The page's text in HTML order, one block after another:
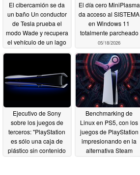
El cibercamión se da
un baño Un conductor
de Tesla prueba el
modo Wade y recupera
el vehículo de un lago
05/22/2026
El día cero MiniPlasma
da acceso al SISTEMA
en Windows 11
totalmente parcheado
05/18/2026
Ejecutivo de Sony
sobre los juegos de
terceros: "PlayStation
es sólo una caja de
plástico sin contenido
Benchmarking de
Linux en PS5, con los
juegos de PlayStation
impresionando en la
alternativa Steam